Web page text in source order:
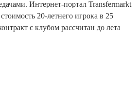
Интернет-портал Transfermarkt
20-летнего игрока в 25
с клубом рассчитан до лета